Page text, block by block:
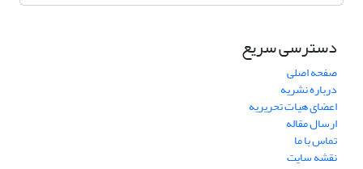
دسترسی سریع
صفحه اصلی
درباره نشریه
اعضای هیات تحریریه
ارسال مقاله
تماس با ما
نقشه سایت